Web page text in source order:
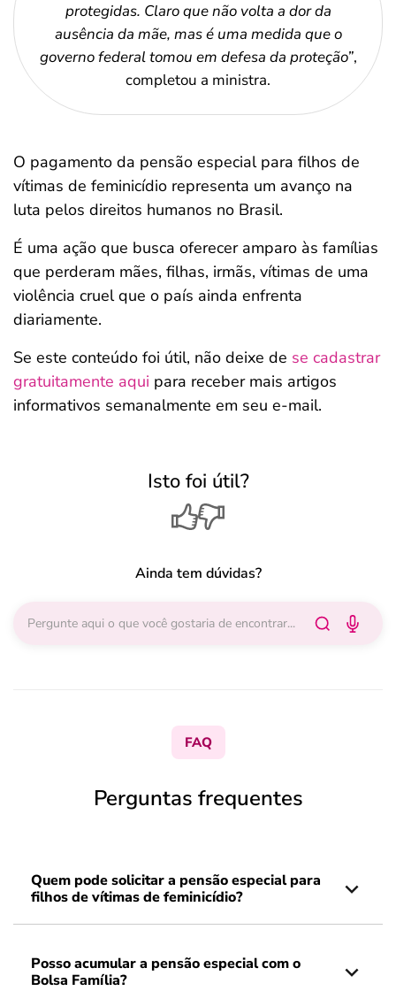
protegidas. Claro que não volta a dor da
ausência da mãe, mas é uma medida que o
governo federal tomou em defesa da proteção”,
completou a ministra.
O pagamento da pensão especial para filhos de
vítimas de feminicídio representa um avanço na
luta pelos direitos humanos no Brasil.
É uma ação que busca oferecer amparo às famílias
que perderam mães, filhas, irmãs, vítimas de uma
violência cruel que o país ainda enfrenta
diariamente.
Se este conteúdo foi útil, não deixe de se cadastrar
gratuitamente aqui para receber mais artigos
informativos semanalmente em seu e-mail.
Isto foi útil?
Ainda tem dúvidas?
FAQ
Perguntas frequentes
Quem pode solicitar a pensão especial para
filhos de vítimas de feminicídio?
Posso acumular a pensão especial com o
Bolsa Família?